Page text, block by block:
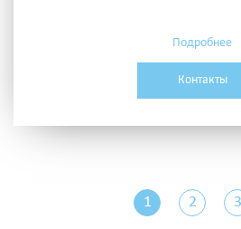
Подробнее
Контакты
1 2 3